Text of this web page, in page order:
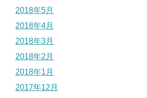
2018年5月
2018年4月
2018年3月
2018年2月
2018年1月
2017年12月